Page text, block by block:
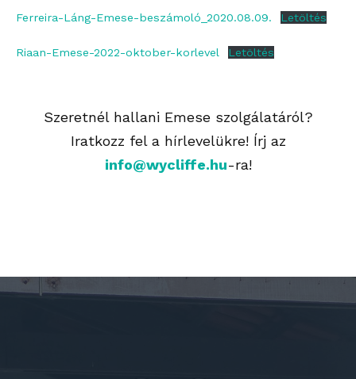
Ferreira-Láng-Emese-beszámoló_2020.08.09. Letöltés
Riaan-Emese-2022-oktober-korlevel Letöltés
Szeretnél hallani Emese szolgálatáról?
Iratkozz fel a hírlevelükre! Írj az
info@wycliffe.hu-ra!